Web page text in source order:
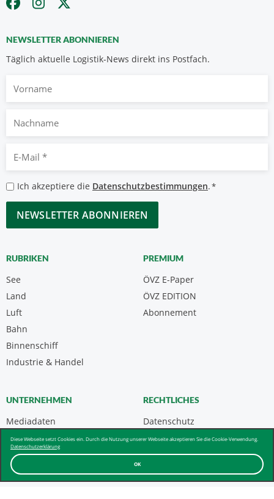
OK
Diese Webseite setzt Cookies ein. Durch die Nutzung unserer Webseite akzeptieren Sie die Cookie-Verwendung.
Datenschutzerklärung
NEWSLETTER ABONNIEREN
Täglich aktuelle Logistik-News direkt ins Postfach.
Nachname
Mail
*
Datenschutzbestimmungen
*
Ich akzeptiere die Datenschutzbestimmungen.*
CAPTCHA
RUBRIKEN
See
Land
Luft
Bahn
Binnenschiff
Industrie & Handel
PREMIUM
ÖVZ E-Paper
Abonnement
ÖVZ EDITION
UNTERNEHMEN
Mediadaten
Kontakt
Über uns & AGB
RECHTLICHES
Datenschutz
Impressum